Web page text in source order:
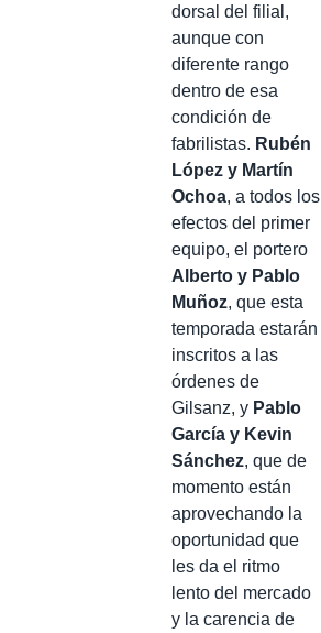
dorsal del filial,
aunque con
diferente rango
dentro de esa
condición de
fabrilistas. Rubén
López y Martín
Ochoa, a todos los
efectos del primer
equipo, el portero
Alberto y Pablo
Muñoz, que esta
temporada estarán
inscritos a las
órdenes de
Gilsanz, y Pablo
García y Kevin
Sánchez, que de
momento están
aprovechando la
oportunidad que
les da el ritmo
lento del mercado
y la carencia de